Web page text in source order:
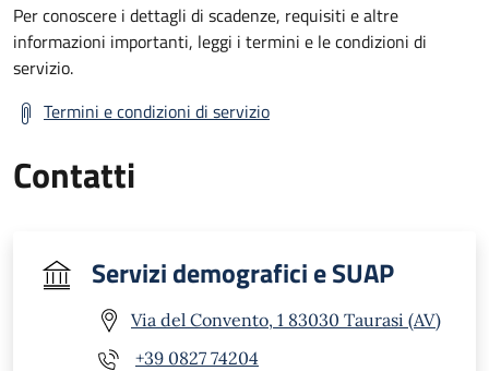
Per conoscere i dettagli di scadenze, requisiti e altre
informazioni importanti, leggi i termini e le condizioni di
servizio.
Termini e condizioni di servizio
Contatti
Servizi demografici e SUAP
Via del Convento, 1 83030 Taurasi (AV)
+39 0827 74204